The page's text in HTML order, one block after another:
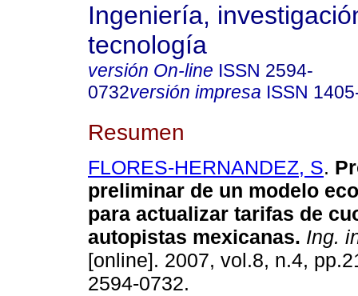
Ingeniería,
tecnología
versión On-line ISSN 2594-
0732versión impresa ISSN
Resumen
FLORES-HERNANDEZ, S.
preliminar de un modelo
para actualizar tarifas de
autopistas mexicanas. Ing.
[online]. 2007, vol.8, n.4,
2594-0732.